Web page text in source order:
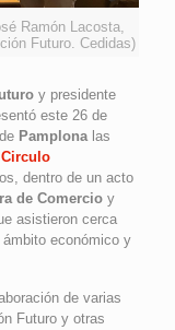
Ramón Lacosta,
Futuro. Cedidas)
y presidente
este 26 de
Pamplonalas
dentro de un acto
de Comercioy
asistieron cerca
económico y
de varias
Futuro y otras